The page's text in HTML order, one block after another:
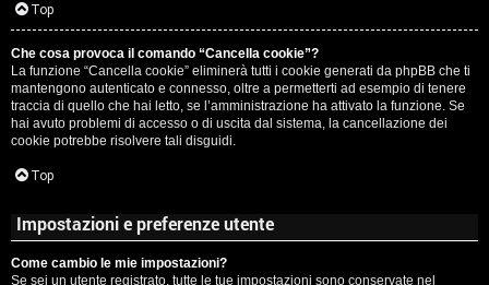
i
v
i
e
r
Top
Che cosa provoca il comando “Cancella cookie”?
La funzione “Cancella cookie” eliminerà tutti i cookie generati da phpBB che ti
mantengono autenticato e connesso, oltre a permetterti ad esempio di tenere
traccia di quello che hai letto, se l’amministrazione ha attivato la funzione. Se
hai avuto problemi di accesso o di uscita dal sistema, la cancellazione dei
cookie potrebbe risolvere tali disguidi.
Top
Impostazioni e preferenze utente
Come cambio le mie impostazioni?
Se sei un utente registrato, tutte le tue impostazioni sono conservate nel
c
a
:
C
D
V
i